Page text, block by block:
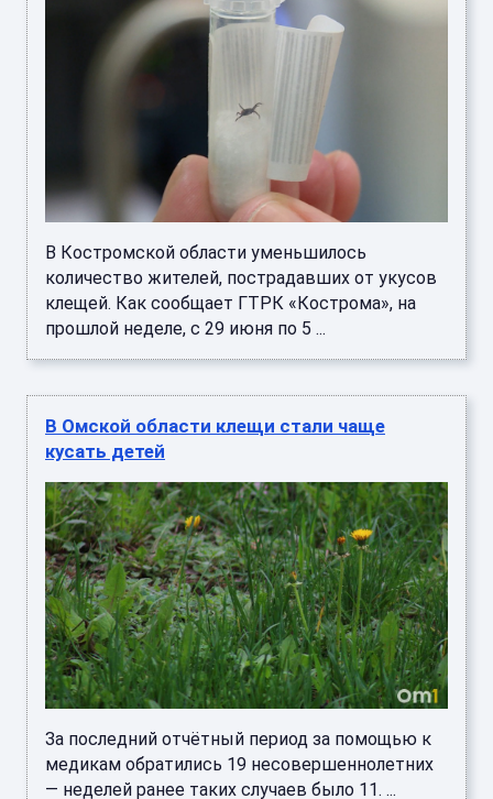
В Костромской области уменьшилось
количество жителей, пострадавших от укусов
клещей. Как сообщает ГТРК «Кострома», на
прошлой неделе, с 29 июня по 5 ...
В Омской области клещи стали чаще
кусать детей
За последний отчётный период за помощью к
медикам обратились 19 несовершеннолетних
— неделей ранее таких случаев было 11. ...